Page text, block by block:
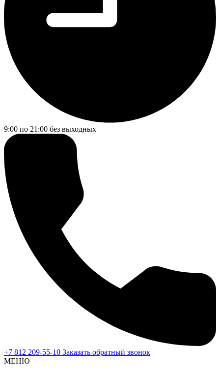
9:00 по 21:00 без выходных
+7 812 209-55-10 Заказать обратный звонок
МЕНЮ